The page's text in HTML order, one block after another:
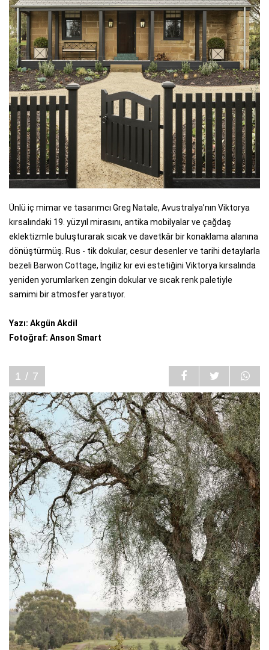
Ünlü iç mimar ve tasarımcı Greg Natale, Avustralya’nın Viktorya
kırsalındaki 19. yüzyıl mirasını, antika mobilyalar ve çağdaş
eklektizmle buluşturarak sıcak ve davetkâr bir konaklama alanına
dönüştürmüş. Rus - tik dokular, cesur desenler ve tarihi detaylarla
bezeli Barwon Cottage, İngiliz kır evi estetiğini Viktorya kırsalında
yeniden yorumlarken zengin dokular ve sıcak renk paletiyle
samimi bir atmosfer yaratıyor.
Yazı: Akgün Akdil
Fotoğraf: Anson Smart
1 / 7